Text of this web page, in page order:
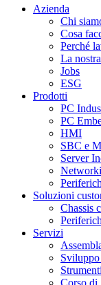
Azienda
Chi
Cosa
Perché
La
Jobs
ESG
Prodotti
PC
PC
HMI
SBC e
Server
Soluzioni
Chassis
Servizi
Corso di